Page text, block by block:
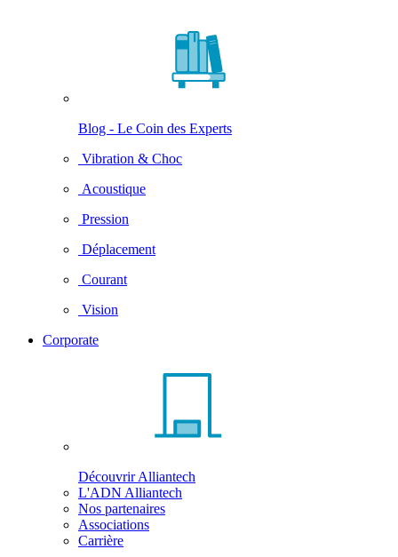
Blog - Le Coin des Experts
Vibration & Choc
Acoustique
Pression
Déplacement
Courant
Vision
Corporate
Découvrir Alliantech
L'ADN Alliantech
Nos partenaires
Associations
Carrière